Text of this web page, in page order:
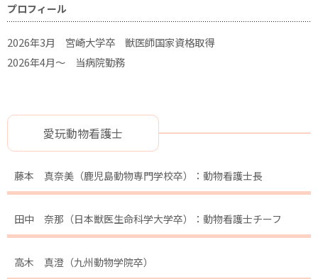
プロフィール
2026年3月 宮崎大学卒 獣医師国家資格取得
2026年4月～ 当病院勤務
愛玩動物看護士
藤本 真奈美（鹿児島動物専門学校卒）：動物看護士長
田中 奈那（日本獣医生命科学大学卒）：動物看護士チーフ
高木 真澄（九州動物学院卒）